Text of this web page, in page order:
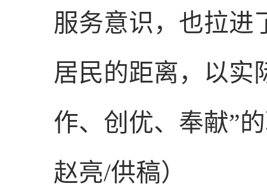
服务意识，也拉进
居民的距离，以实
作、创优、奉献”
赵亮/供稿）